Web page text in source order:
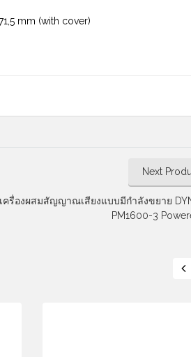
mm (with cover)
Next
เครื่องผสมสัญญาณเสียงแบบมีกำลังขยาย
PM1600-3